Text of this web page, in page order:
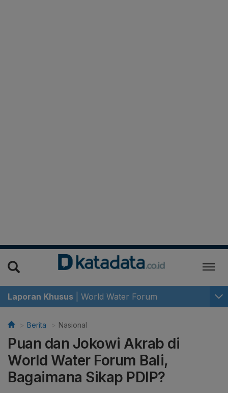
Laporan Khusus World Water Forum
Berita Nasional
Puan dan Jokowi Akrab di
World Water Forum Bali,
Bagaimana Sikap PDIP?